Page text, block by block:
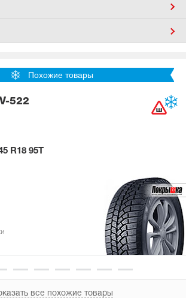
Похожие товары
522
R18 95T
все похожие товары